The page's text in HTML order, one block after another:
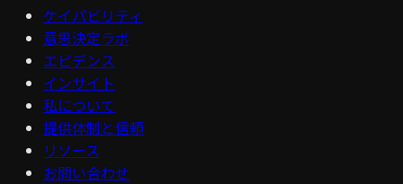
ケイパビリティ
意思決定ラボ
エビデンス
インサイト
私について
提供体制と信頼
リソース
お問い合わせ